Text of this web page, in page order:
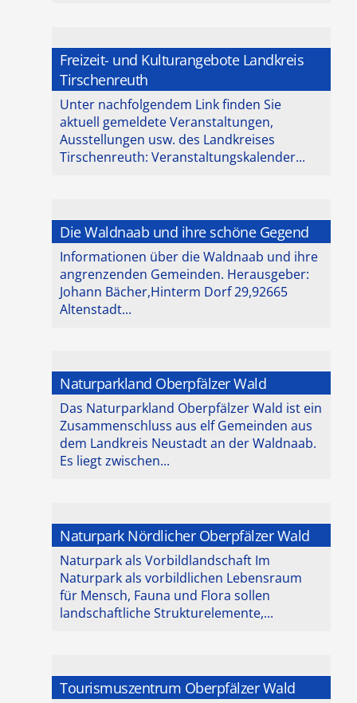
Freizeit- und Kulturangebote Landkreis
Tirschenreuth
Unter nachfolgendem Link finden Sie
aktuell gemeldete Veranstaltungen,
Ausstellungen usw. des Landkreises
Tirschenreuth: Veranstaltungskalender...
Die Waldnaab und ihre schöne Gegend
Informationen über die Waldnaab und ihre
angrenzenden Gemeinden. Herausgeber:
Johann Bächer,Hinterm Dorf 29,92665
Altenstadt...
Naturparkland Oberpfälzer Wald
Das Naturparkland Oberpfälzer Wald ist ein
Zusammenschluss aus elf Gemeinden aus
dem Landkreis Neustadt an der Waldnaab.
Es liegt zwischen...
Naturpark Nördlicher Oberpfälzer Wald
Naturpark als Vorbildlandschaft Im
Naturpark als vorbildlichen Lebensraum
für Mensch, Fauna und Flora sollen
landschaftliche Strukturelemente,...
Tourismuszentrum Oberpfälzer Wald